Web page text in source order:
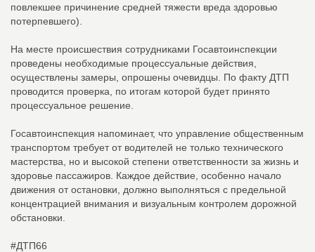
повлекшее причинение средней тяжести вреда здоровью
потерпевшего).
На месте происшествия сотрудниками Госавтоинспекции
проведены необходимые процессуальные действия,
осуществлены замеры, опрошены очевидцы. По факту ДТП
проводится проверка, по итогам которой будет принято
процессуальное решение.
Госавтоинспекция напоминает, что управление общественным
транспортом требует от водителей не только технического
мастерства, но и высокой степени ответственности за жизнь и
здоровье пассажиров. Каждое действие, особенно начало
движения от остановки, должно выполняться с предельной
концентрацией внимания и визуальным контролем дорожной
обстановки.
#ДТП66